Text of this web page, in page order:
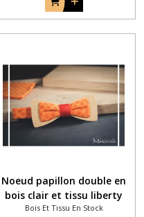
Noeud papillon double en
bois clair et tissu liberty
orange
Bois Et Tissu En Stock